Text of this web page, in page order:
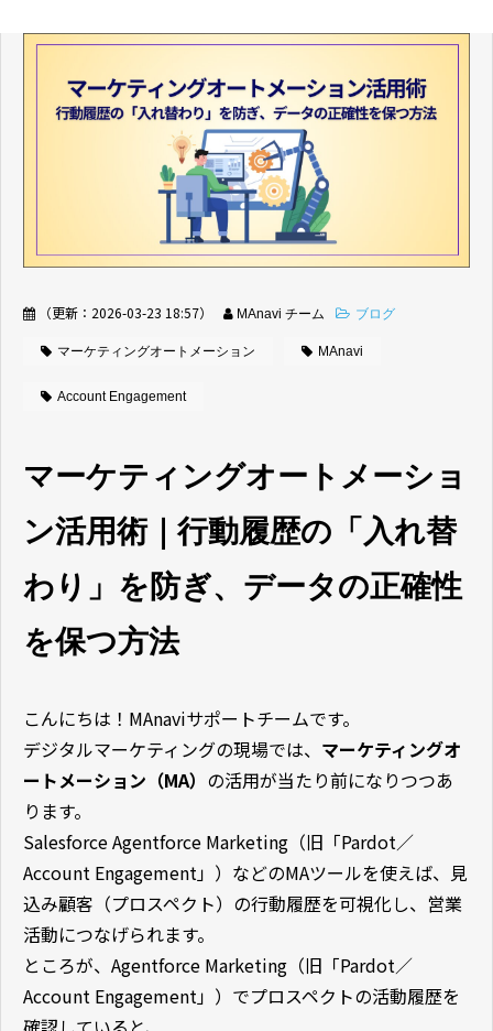
（更新： 2026-03-23 18:57） MAnavi チーム ブログ
マーケティングオートメーション MAnavi
Account Engagement
マーケティングオートメーショ
ン活用術｜行動履歴の「入れ替
わり」を防ぎ、データの正確性
を保つ方法
こんにちは！MAnaviサポートチームです。
デジタルマーケティングの現場では、 マーケティングオ
ートメーション（MA） の活用が当たり前になりつつあ
ります。
Salesforce Agentforce Marketing（旧「Pardot／
Account Engagement」）などのMAツールを使えば、見
込み顧客（プロスペクト）の行動履歴を可視化し、営業
活動につなげられます。
ところが、Agentforce Marketing（旧「Pardot／
Account Engagement」）でプロスペクトの活動履歴を